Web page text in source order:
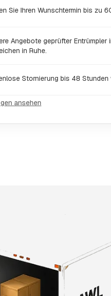
Sie Ihren Wunschtermin bis zu
Angebote geprüfter
in Ruhe.
Stornierung bis 48 Stunden
ansehen